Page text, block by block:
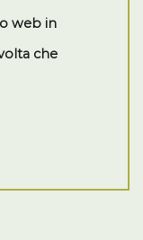
web in
che